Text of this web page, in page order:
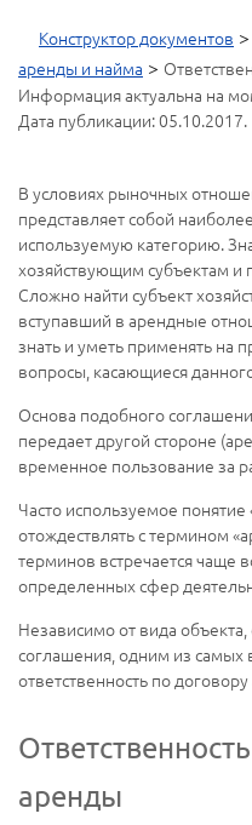
Конструктор документов >
аренды и найма >
Информация актуальна на
Дата публикации: 05.10.2017.
В условиях рыночных
представляет собой
используемую категорию.
хозяйствующим субъектам
Сложно найти субъект
вступавший в арендные
знать и уметь применять на
вопросы, касающиеся
Основа подобного
передает другой стороне
временное пользование за
Часто используемое
отождествлять с термином
терминов встречается чаще
определенных сфер
Независимо от вида
соглашения, одним из самых
ответственность по
аренды